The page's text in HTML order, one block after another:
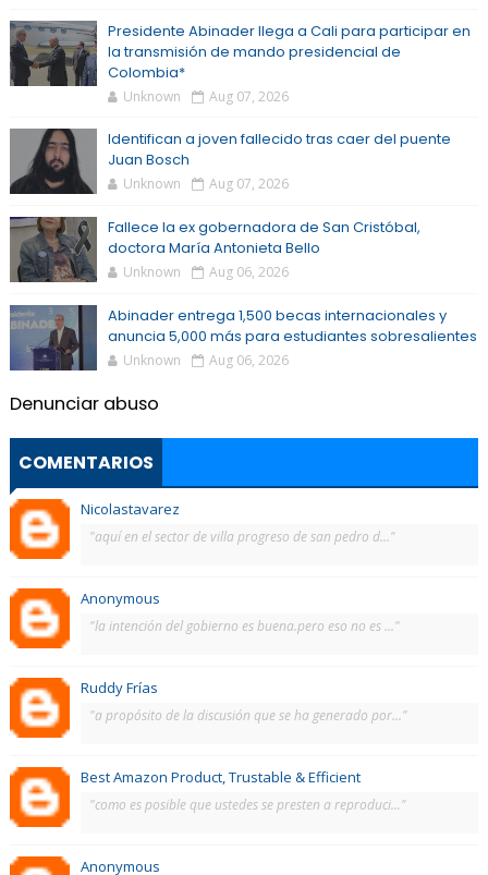
Presidente Abinader llega a Cali para participar en
la transmisión de mando presidencial de
Colombia*
Unknown Aug 07, 2026
Identifican a joven fallecido tras caer del puente
Juan Bosch
Unknown Aug 07, 2026
Fallece la ex gobernadora de San Cristóbal,
doctora María Antonieta Bello
Unknown Aug 06, 2026
Abinader entrega 1,500 becas internacionales y
anuncia 5,000 más para estudiantes sobresalientes
Unknown Aug 06, 2026
Denunciar abuso
COMENTARIOS
Nicolastavarez
"aquí en el sector de villa progreso de san pedro d..."
Anonymous
"la intención del gobierno es buena.pero eso no es ..."
Ruddy Frías
"a propósito de la discusión que se ha generado por..."
Best Amazon Product, Trustable & Efficient
"como es posible que ustedes se presten a reproduci..."
Anonymous